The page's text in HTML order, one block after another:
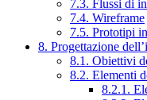
7.3. Flussi di
7.4. Wireframe
7.5. Prototipi
8. Progettazione
8.1. Obiettivi
8.2. Elementi
8.2.1.